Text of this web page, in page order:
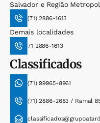
Salvador e Região
(71) 2886-1613
Demais localidades
71 2886-1613
Classificados
(71) 99965-8961
(71) 2886-2683 / Ramal